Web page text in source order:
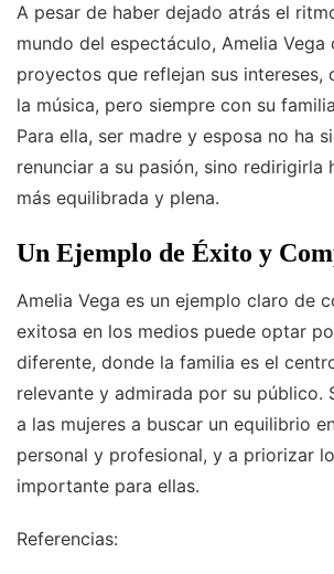
A pesar de haber dejado atrás el
mundo del espectáculo, Amelia Vega
proyectos que reflejan sus intereses,
la música, pero siempre con su
Para ella, ser madre y esposa no ha
renunciar a su pasión, sino redirigirla
más equilibrada y plena.
Un Ejemplo de Éxito y
Amelia Vega es un ejemplo claro de
exitosa en los medios puede optar
diferente, donde la familia es el
relevante y admirada por su público.
a las mujeres a buscar un equilibrio
personal y profesional, y a priorizar
importante para ellas.
Referencias: